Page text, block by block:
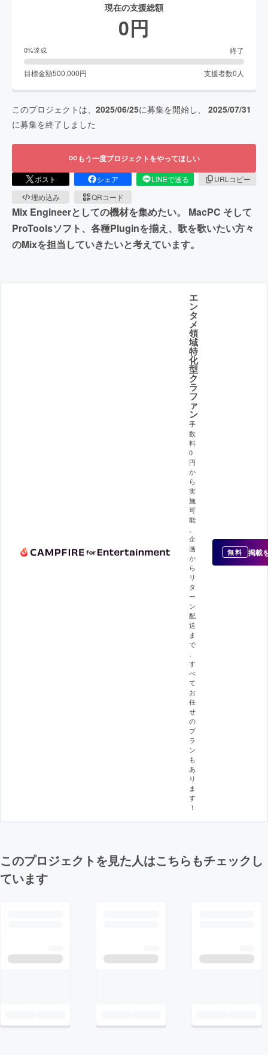
現在の支援総額
0円
0%達成 終了
目標金額500,000円 支援者数0 人
このプロジェクトは、 2025/06/25に募集を開始し、 2025/07/31
に募集を終了しました
もう一度プロジェクトをやってほしい
ポスト シェア LINEで送る
URLコピー
埋め込み
QRコード
Mix Engineerとしての機材を集めたい。 MacPC そして
ProToolsソフト、各種Pluginを揃え、歌を歌いたい方々
のMixを担当していきたいと考えています。
エ
ン
タ
メ
領
域
特
化
型
ク
ラ
フ
ァ
ン
手
数
料
0
円
か
ら
実
施
可
能
企
画
か
ら
リ
タ
ー
ン
配
送
ま
で
す
べ
て
お
任
せ
の
プ
ラ
ン
も
あ
り
ま
す
！
無料 掲載
このプロジェクトを見た人はこちらもチェックし
ています